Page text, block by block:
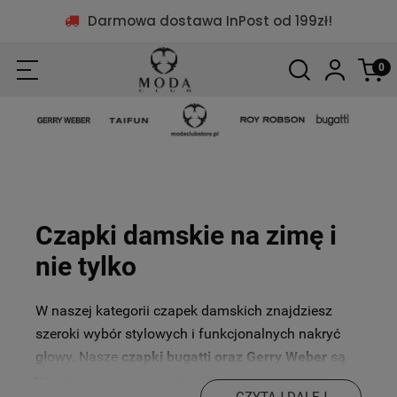
Darmowa dostawa InPost od 199zł!
Czapki damskie na zimę i
nie tylko
W naszej kategorii czapek damskich znajdziesz
szeroki wybór stylowych i funkcjonalnych nakryć
głowy. Nasze czapki bugatti oraz Gerry Weber są
wykonane z wysokiej jakości materiałów, które